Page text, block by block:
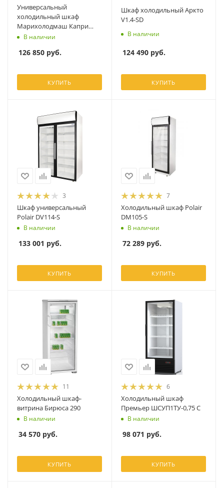
Универсальный
холодильный шкаф
Марихолодмаш Капри
1,5УМ
В наличии
126 850 руб.
КУПИТЬ
Шкаф холодильный Аркто
V1.4-SD
В наличии
124 490 руб.
КУПИТЬ
3
Шкаф универсальный
Polair DV114-S
В наличии
133 001 руб.
КУПИТЬ
7
Холодильный шкаф Polair
DM105-S
В наличии
72 289 руб.
КУПИТЬ
11
Холодильный шкаф-
витрина Бирюса 290
В наличии
34 570 руб.
КУПИТЬ
6
Холодильный шкаф
Премьер ШСУП1ТУ-0,75 С
В наличии
98 071 руб.
КУПИТЬ